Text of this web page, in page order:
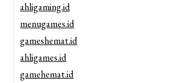
ahligaming.id
menugames.id
gameshemat.id
ahligames.id
gamehemat.id